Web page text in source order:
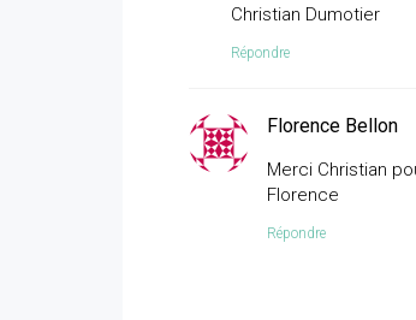
Christian Dumotier
Répondre
Florence Bellon
Merci Christian
Florence
Répondre